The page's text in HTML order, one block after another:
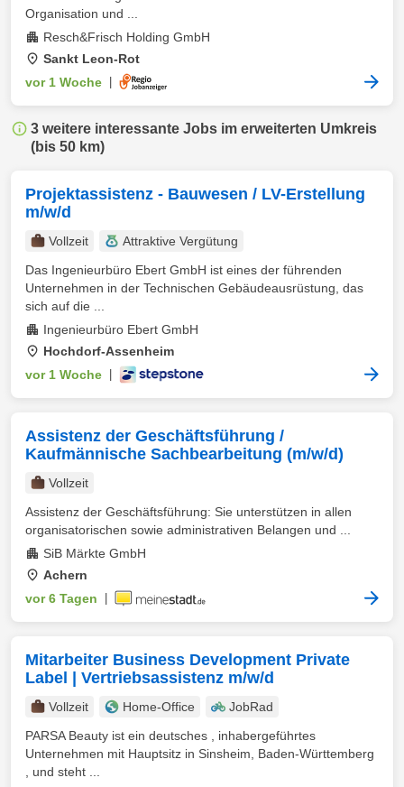
Organisation und ...
Resch&Frisch Holding GmbH
Sankt Leon-Rot
vor 1 Woche
3 weitere interessante Jobs im erweiterten Umkreis
(bis 50 km)
Projektassistenz - Bauwesen / LV-Erstellung
m/w/d
Vollzeit
Attraktive Vergütung
Das Ingenieurbüro Ebert GmbH ist eines der führenden
Unternehmen in der Technischen Gebäudeausrüstung, das
sich auf die ...
Ingenieurbüro Ebert GmbH
Hochdorf-Assenheim
vor 1 Woche
Assistenz der Geschäftsführung /
Kaufmännische Sachbearbeitung (m/w/d)
Vollzeit
Assistenz der Geschäftsführung: Sie unterstützen in allen
organisatorischen sowie administrativen Belangen und ...
SiB Märkte GmbH
Achern
vor 6 Tagen
Mitarbeiter Business Development Private
Label | Vertriebsassistenz m/w/d
Vollzeit Home-Office
JobRad
PARSA Beauty ist ein deutsches , inhabergeführtes
Unternehmen mit Hauptsitz in Sinsheim, Baden-Württemberg
, und steht ...